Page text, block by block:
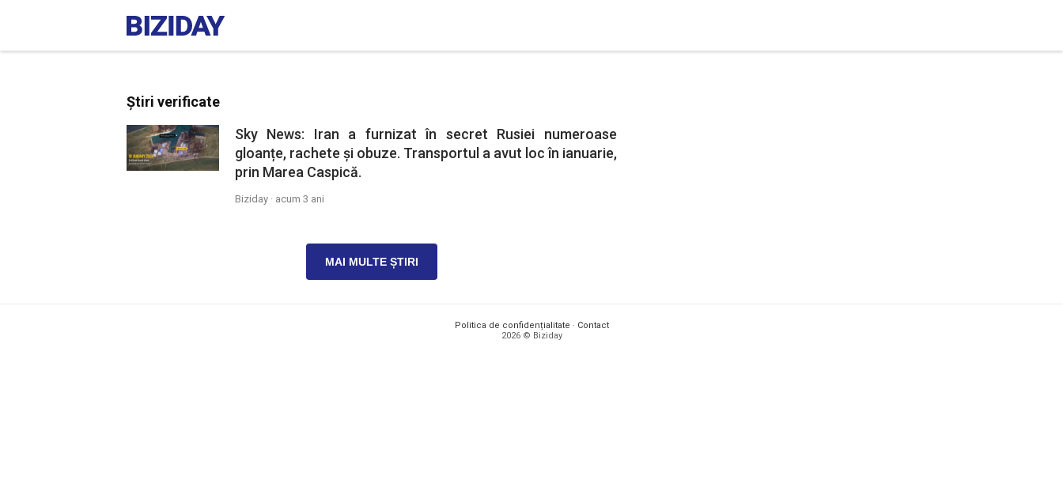
Știri verificate
Sky News: Iran a furnizat în secret Rusiei numeroase
gloanțe, rachete și obuze. Transportul a avut loc în ianuarie,
prin Marea Caspică.
Biziday · acum 3 ani
MAI MULTE ȘTIRI
Politica de confidențialitate · Contact
2026 © Biziday